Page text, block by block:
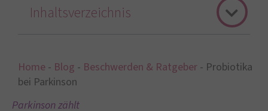
Home - Blog - Beschwerden & Ratgeber - Probiotika
bei Parkinson
Parkinson zählt
Inhaltsverzeichnis